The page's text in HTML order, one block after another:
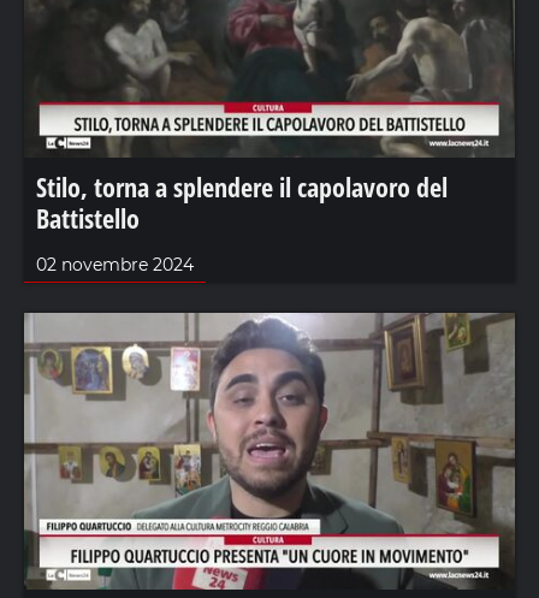
Stilo, torna a splendere il capolavoro del
Battistello
02 novembre 2024